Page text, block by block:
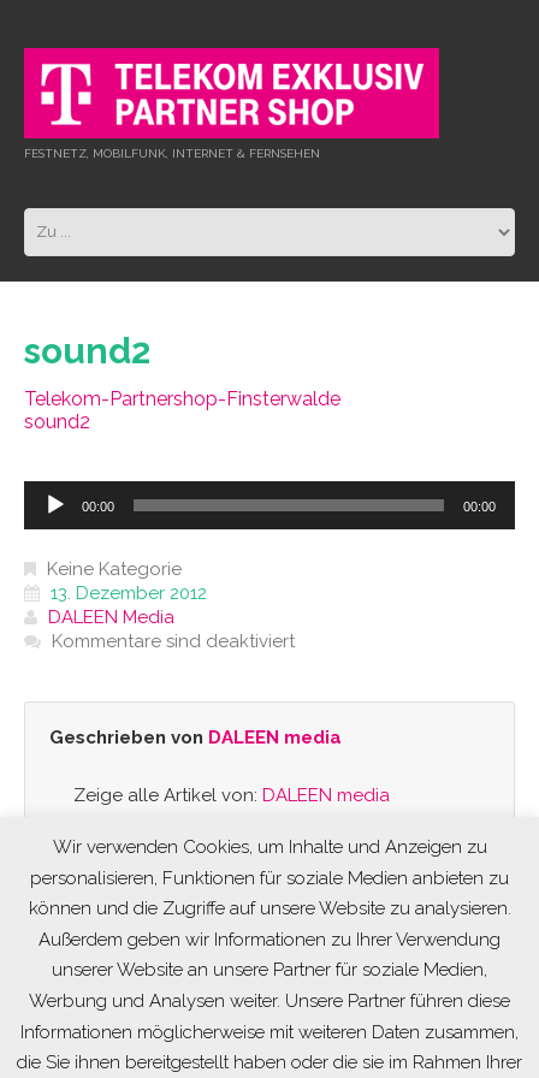
FESTNETZ, MOBILFUNK, INTERNET & FERNSEHEN
sound2
Telekom-Partnershop-Finsterwalde
sound2
Audio-
Player
00:00 00:00
Keine Kategorie
13. Dezember 2012
DALEEN Media
Kommentare sind deaktiviert
Geschrieben von DALEEN media
Zeige alle Artikel von: DALEEN media
Wir verwenden Cookies, um Inhalte und Anzeigen zu
personalisieren, Funktionen für soziale Medien anbieten zu
können und die Zugriffe auf unsere Website zu analysieren.
Außerdem geben wir Informationen zu Ihrer Verwendung
unserer Website an unsere Partner für soziale Medien,
Werbung und Analysen weiter. Unsere Partner führen diese
Informationen möglicherweise mit weiteren Daten zusammen,
die Sie ihnen bereitgestellt haben oder die sie im Rahmen Ihrer